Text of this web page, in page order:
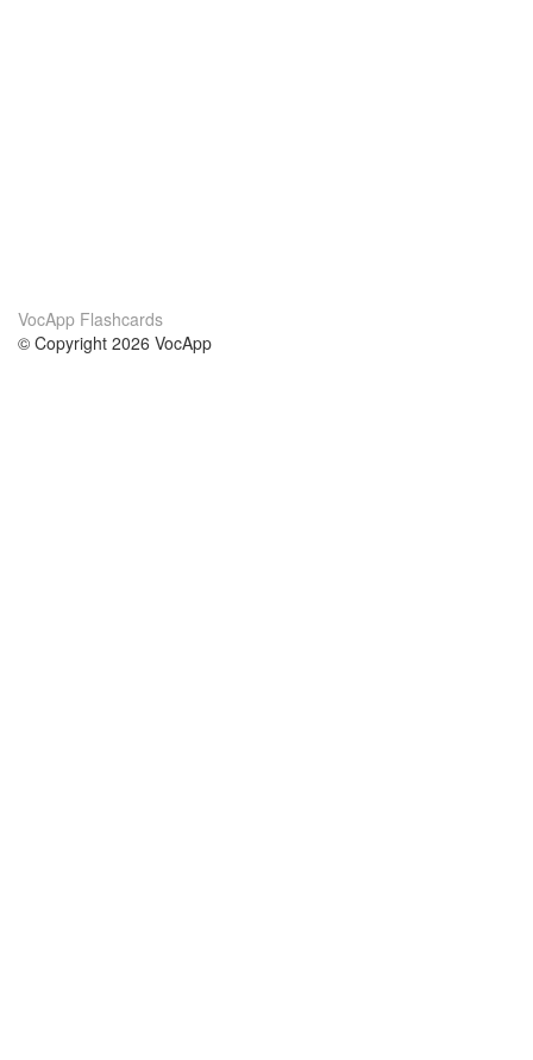
VocApp Flashcards
© Copyright 2026 VocApp